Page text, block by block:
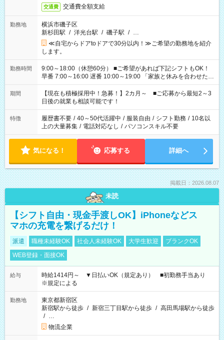
交通費 交通費全額支給
勤務地
横浜市磯子区
新杉田駅 / 洋光台駅 / 磯子駅 / …
≪自宅からドアtoドアで30分以内！≫ご希望の勤務地を紹介
します。
勤務時間
9:00～18:00（休憩60分） ■ご希望があれば下記シフトもOK！
早番 7:00～16:00 遅番 10:00～19:00 「家族と休みを合わせた
い」 「余裕を持って夕飯の準備がしたい」 「できれば残業はし
たくない」 など、ご希望を教えてくださいね。 ※Wワーク希望
の方へ 今ご覧のお仕事で希望する勤務時間と、もう1つのお仕事
の勤務時間。 合計で週40時間を超える場合は応募できません。
期間
【現在も積極採用中！急募！】2カ月～ ■ご応募から最短2～3
日後の就業も相談可能です！
特徴 履歴書不要 / 40～50代活躍中 / 服装自由 / シフト勤務 / 10名以
上の大量募集 / 電話対応なし / パソコンスキル不要
気になる！ 応募する 詳細へ
掲載日：2026.08.07
未読
【シフト自由・現金手渡しOK】iPhoneなどス
マホの充電を繋げるだけ！
派遣 職種未経験OK 社会人未経験OK 大学生歓迎
ブランクOK
WEB登録・面接OK
給与
時給1414円～ ▼日払いOK（規定あり） ■初勤務手当あり
※規定による
勤務地
東京都新宿区
新宿駅から徒歩 / 新宿三丁目駅から徒歩 / 高田馬場駅から徒歩
/ …
物流企業